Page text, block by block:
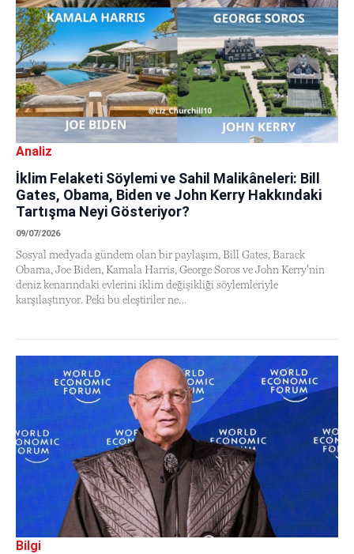
İklim Felaketi Söylemi ve Sahil Malikâneleri: Bill
Gates, Obama, Biden ve John Kerry Hakkındaki
Tartışma Neyi Gösteriyor?
09/07/2026
Analiz
Sosyal medyada gündem olan bir paylaşım, Bill Gates, Barack
Obama, Joe Biden, Kamala Harris, George Soros ve John Kerry'nin
deniz kenarındaki evlerini iklim değişikliği söylemleriyle
karşılaştırıyor. Peki bu eleştiriler ne…
Bilgi